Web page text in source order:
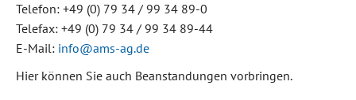
Telefon: +49 (0) 79 34 / 99 34 89-0
Telefax: +49 (0) 79 34 / 99 34 89-44
E-Mail: info@ams-ag.de
Hier können Sie auch Beanstandungen vorbringen.